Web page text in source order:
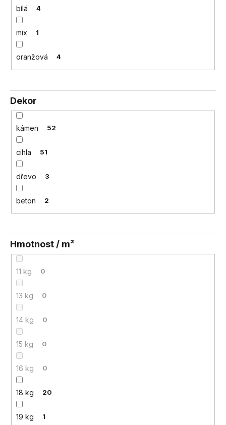
bílá 4
mix 1
oranžová 4
Dekor
kámen 52
cihla 51
dřevo 3
beton 2
Hmotnost / m²
11 kg 0
13 kg 0
14 kg 0
15 kg 0
16 kg 0
18 kg 20
19 kg 1